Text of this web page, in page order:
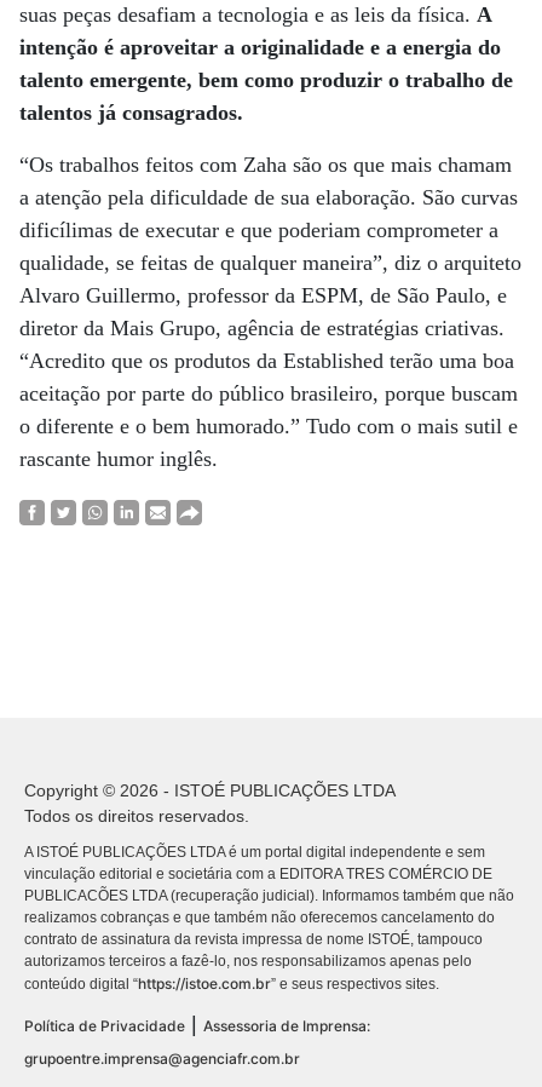
suas peças desafiam a tecnologia e as leis da física. A
intenção é aproveitar a originalidade e a energia do
talento emergente, bem como produzir o trabalho de
talentos já consagrados.
“Os trabalhos feitos com Zaha são os que mais chamam
a atenção pela dificuldade de sua elaboração. São curvas
dificílimas de executar e que poderiam comprometer a
qualidade, se feitas de qualquer maneira”, diz o arquiteto
Alvaro Guillermo, professor da ESPM, de São Paulo, e
diretor da Mais Grupo, agência de estratégias criativas.
“Acredito que os produtos da Established terão uma boa
aceitação por parte do público brasileiro, porque buscam
o diferente e o bem humorado.” Tudo com o mais sutil e
rascante humor inglês.
Copyright © 2026 - ISTOÉ PUBLICAÇÕES LTDA
Todos os direitos reservados.
A ISTOÉ PUBLICAÇÕES LTDA é um portal digital independente e sem
vinculação editorial e societária com a EDITORA TRES COMÉRCIO DE
PUBLICACÕES LTDA (recuperação judicial). Informamos também que não
realizamos cobranças e que também não oferecemos cancelamento do
contrato de assinatura da revista impressa de nome ISTOÉ, tampouco
autorizamos terceiros a fazê-lo, nos responsabilizamos apenas pelo
conteúdo digital “https://istoe.com.br” e seus respectivos sites.
Política de Privacidade | Assessoria de Imprensa:
grupoentre.imprensa@agenciafr.com.br